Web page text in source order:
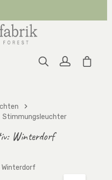
Stimmungsleuchter
Winterdorf